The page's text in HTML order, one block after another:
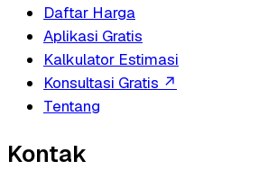
Daftar Harga
Aplikasi Gratis
Kalkulator Estimasi
Konsultasi Gratis ↗
Tentang
Kontak